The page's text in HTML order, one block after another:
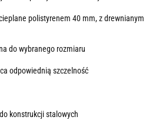
polistyrenem 40 mm, z drewnianym
do wybranego rozmiaru
odpowiednią szczelność
konstrukcji stalowych